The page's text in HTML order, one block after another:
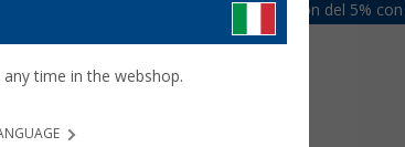
Assicurati un coupon del 5%
time in the webshop.